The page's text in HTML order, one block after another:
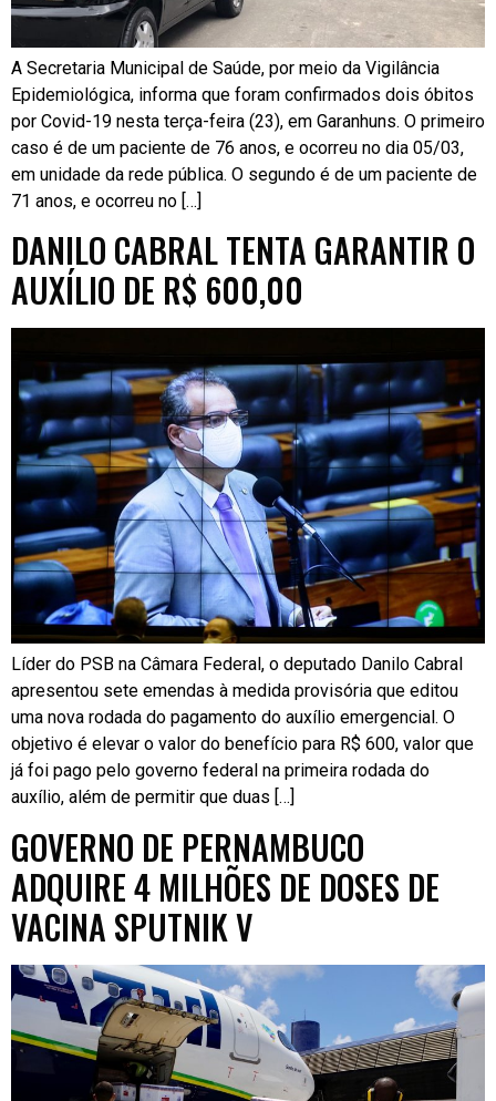
A Secretaria Municipal de Saúde, por meio da Vigilância
Epidemiológica, informa que foram confirmados dois óbitos
por Covid-19 nesta terça-feira (23), em Garanhuns. O primeiro
caso é de um paciente de 76 anos, e ocorreu no dia 05/03,
em unidade da rede pública. O segundo é de um paciente de
71 anos, e ocorreu no […]
DANILO CABRAL TENTA GARANTIR O
AUXÍLIO DE R$ 600,00
Líder do PSB na Câmara Federal, o deputado Danilo Cabral
apresentou sete emendas à medida provisória que editou
uma nova rodada do pagamento do auxílio emergencial. O
objetivo é elevar o valor do benefício para R$ 600, valor que
já foi pago pelo governo federal na primeira rodada do
auxílio, além de permitir que duas […]
GOVERNO DE PERNAMBUCO
ADQUIRE 4 MILHÕES DE DOSES DE
VACINA SPUTNIK V